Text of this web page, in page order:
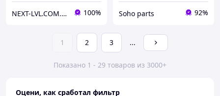
NEXT-LVL.COM.UA 100% Soho parts 92%
1 2 3 ...
Показано 1 - 29 товаров из 3000+
Оцени, как сработал фильтр